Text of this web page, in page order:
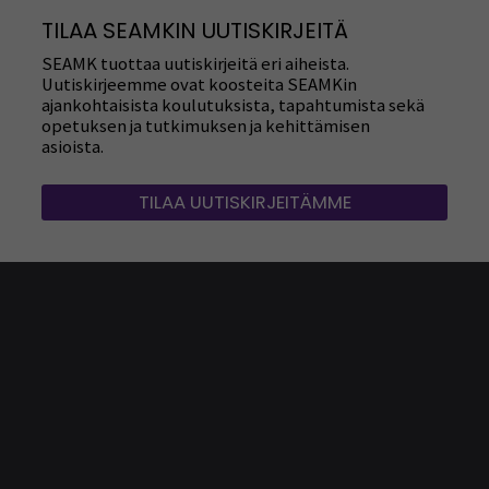
TILAA SEAMKIN UUTISKIRJEITÄ
SEAMK tuottaa uutiskirjeitä eri aiheista.
Uutiskirjeemme ovat koosteita SEAMKin
ajankohtaisista koulutuksista, tapahtumista sekä
opetuksen ja tutkimuksen ja kehittämisen
asioista.
TILAA UUTISKIRJEITÄMME